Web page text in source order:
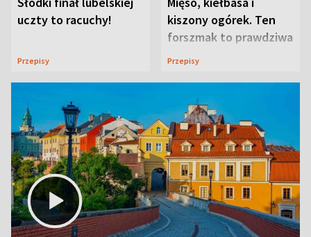
uczty to racuchy!
Przepisy
kiszony ogórek. Ten
forszmak to prawdziwa
uczta
Przepisy